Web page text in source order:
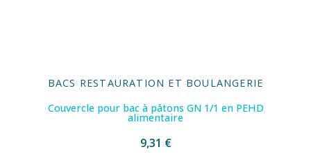
BACS RESTAURATION ET BOULANGERIE
Couvercle pour bac à pâtons GN 1/1 en PEHD
alimentaire
9,31 €